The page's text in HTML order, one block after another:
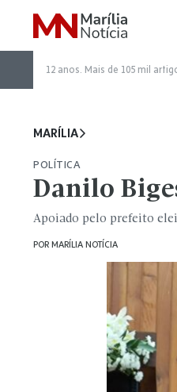
12 anos. Mais de 105 mil
MARÍLIA
POLÍTICA
Danilo
Apoiado pelo prefeito
POR MARÍLIA NOTÍCIA